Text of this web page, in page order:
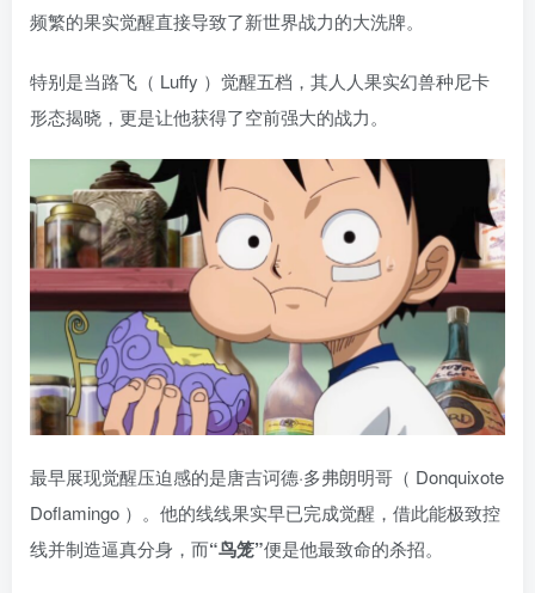
频繁的果实觉醒直接导致了新世界战力的大洗牌。
特别是当路飞（ Luffy ）觉醒五档，其人人果实幻兽种尼卡
形态揭晓，更是让他获得了空前强大的战力。
最早展现觉醒压迫感的是唐吉诃德·多弗朗明哥（ Donquixote
Doflamingo ）。他的线线果实早已完成觉醒，借此能极致控
线并制造逼真分身，而“鸟笼”便是他最致命的杀招。